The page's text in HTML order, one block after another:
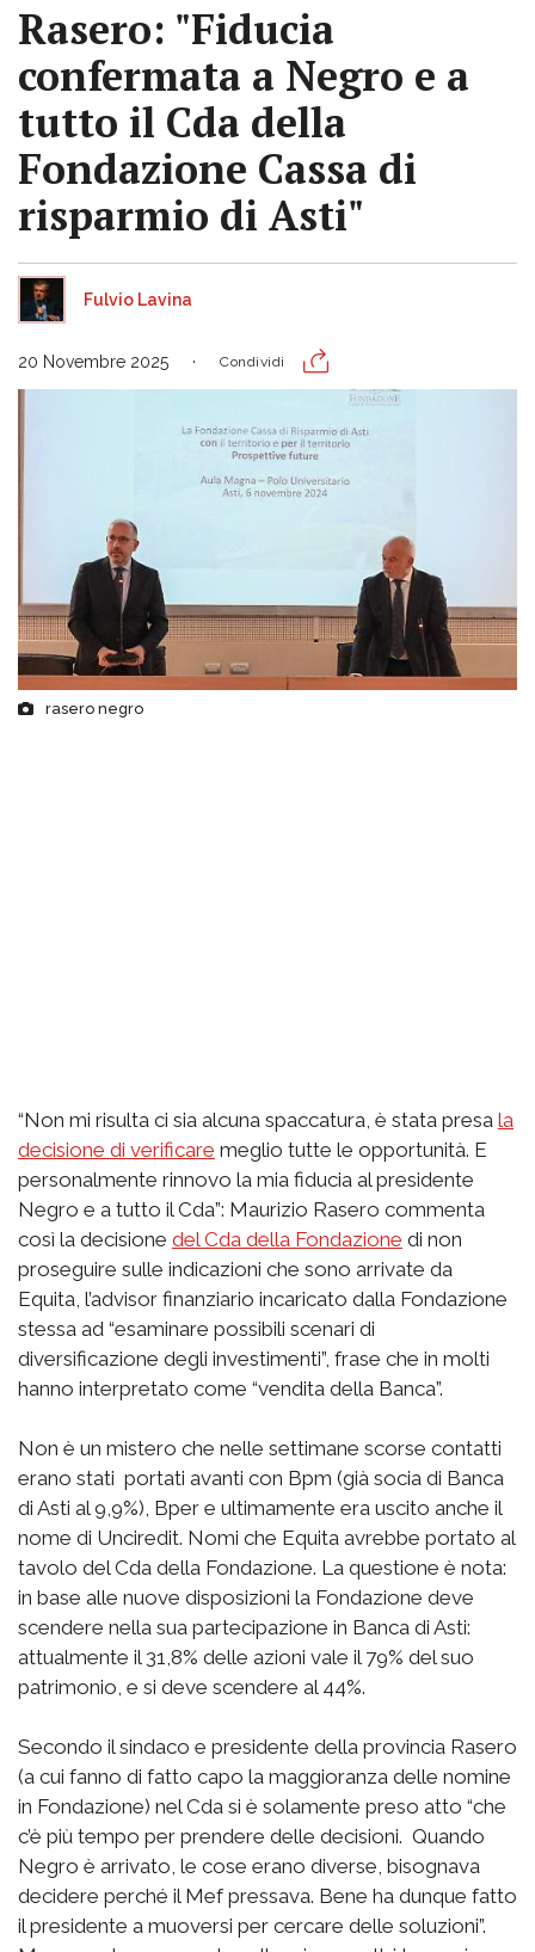
Rasero: "Fiducia
confermata a Negro e a
tutto il Cda della
Fondazione Cassa di
risparmio di Asti"
Fulvio Lavina
20 Novembre 2025 Condividi
rasero negro
“Non mi risulta ci sia alcuna spaccatura, è stata presa la
decisione di verificare meglio tutte le opportunità. E
personalmente rinnovo la mia fiducia al presidente
Negro e a tutto il Cda”: Maurizio Rasero commenta
così la decisione del Cda della Fondazione di non
proseguire sulle indicazioni che sono arrivate da
Equita, l’advisor finanziario incaricato dalla Fondazione
stessa ad “esaminare possibili scenari di
diversificazione degli investimenti”, frase che in molti
hanno interpretato come “vendita della Banca”.
Non è un mistero che nelle settimane scorse contatti
erano stati portati avanti con Bpm (già socia di Banca
di Asti al 9,9%), Bper e ultimamente era uscito anche il
nome di Unciredit. Nomi che Equita avrebbe portato al
tavolo del Cda della Fondazione. La questione è nota:
in base alle nuove disposizioni la Fondazione deve
scendere nella sua partecipazione in Banca di Asti:
attualmente il 31,8% delle azioni vale il 79% del suo
patrimonio, e si deve scendere al 44%.
Secondo il sindaco e presidente della provincia Rasero
(a cui fanno di fatto capo la maggioranza delle nomine
in Fondazione) nel Cda si è solamente preso atto “che
c’è più tempo per prendere delle decisioni. Quando
Negro è arrivato, le cose erano diverse, bisognava
decidere perché il Mef pressava. Bene ha dunque fatto
il presidente a muoversi per cercare delle soluzioni”.